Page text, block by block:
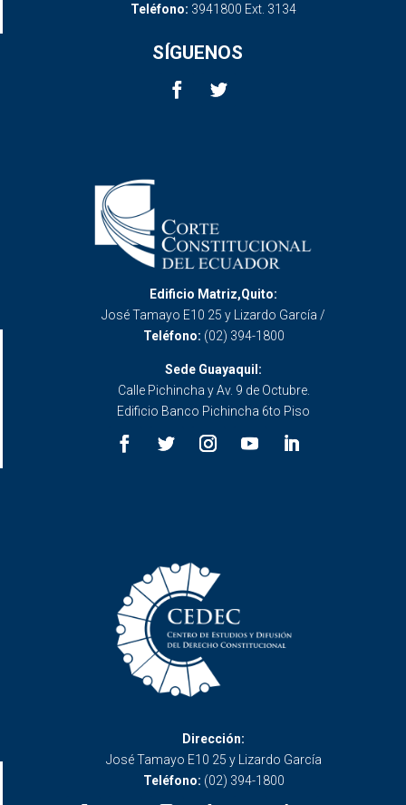
Teléfono: 3941800 Ext. 3134
SÍGUENOS
Edificio Matriz,Quito:
José Tamayo E10 25 y Lizardo García /
Teléfono: (02) 394-1800
Sede Guayaquil:
Calle Pichincha y Av. 9 de Octubre.
Edificio Banco Pichincha 6to Piso
Dirección:
José Tamayo E10 25 y Lizardo García
Teléfono: (02) 394-1800